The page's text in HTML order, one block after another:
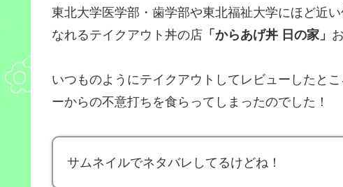
東北大学医学部・歯学部や東北福祉大学にほど近
なれるテイクアウト丼の店 「からあげ丼 日の家」
いつものようにテイクアウトしてレビューした
ーからの不意打ちを食らってしまったのでした！
サムネイルでネタバレしてるけどね！